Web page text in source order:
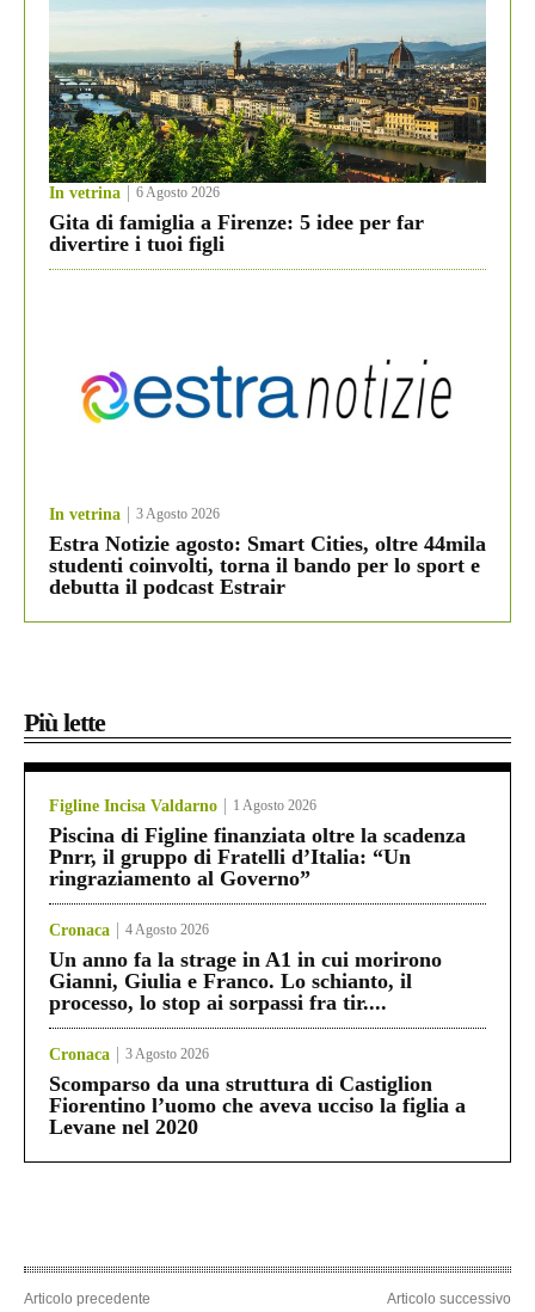
In vetrina 6 Agosto 2026
Gita di famiglia a Firenze: 5 idee per far
divertire i tuoi figli
In vetrina 3 Agosto 2026
Estra Notizie agosto: Smart Cities, oltre 44mila
studenti coinvolti, torna il bando per lo sport e
debutta il podcast Estrair
Più lette
Figline Incisa Valdarno 1 Agosto 2026
Piscina di Figline finanziata oltre la scadenza
Pnrr, il gruppo di Fratelli d’Italia: “Un
ringraziamento al Governo”
Cronaca 4 Agosto 2026
Un anno fa la strage in A1 in cui morirono
Gianni, Giulia e Franco. Lo schianto, il
processo, lo stop ai sorpassi fra tir....
Cronaca 3 Agosto 2026
Scomparso da una struttura di Castiglion
Fiorentino l’uomo che aveva ucciso la figlia a
Levane nel 2020
Articolo precedente Articolo successivo